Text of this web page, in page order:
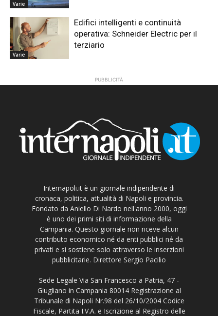
Varie
Varie
Edifici intelligenti e continuità
operativa: Schneider Electric per il
terziario
PUBBLICITÀ
Internapoli.it è un giornale indipendente di
cronaca, politica, attualità di Napoli e provincia.
Fondato da Aniello Di Nardo nell'anno 2000, oggi
è uno dei primi siti di informazione della
Campania. Questo giornale non riceve alcun
contributo economico né da enti pubblici né da
privati e si sostiene solo attraverso le inserzioni
pubblicitarie. Direttore Sergio Pacilio
Sede Legale Via San Francesco a Patria, 47 -
Giugliano in Campania 80014 Registrazione al
Tribunale di Napoli Nr.98 del 26/10/2004 Codice
Fiscale, Partita I.V.A. e Iscrizione al Registro delle